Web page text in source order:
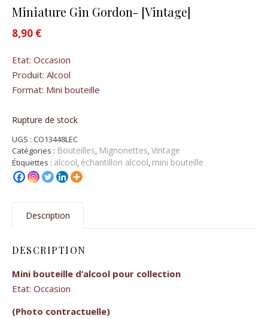
Miniature Gin Gordon- [Vintage]
8,90 €
Etat: Occasion
Produit: Alcool
Format: Mini bouteille
Rupture de stock
UGS : CO13448LEC
Catégories : Bouteilles, Mignonettes,Vintage
Étiquettes : alcool, échantillon alcool, mini bouteille
Description
DESCRIPTION
Mini bouteille d’alcool pour collection
Etat: Occasion
(Photo contractuelle)